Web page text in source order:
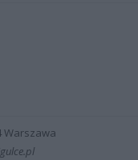
Warszawa